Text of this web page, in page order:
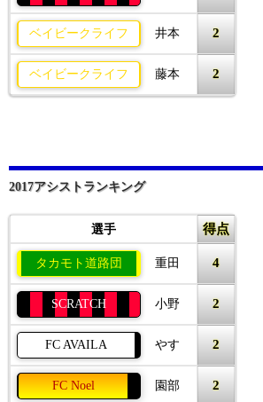
ベイビークライフ 井本 2
ベイビークライフ 藤本 2
2017アシストランキング
選手 得点
タカモト道路団 重田 4
SCRATCH 小野 2
FC AVAILA やす 2
FC Noel 園部 2